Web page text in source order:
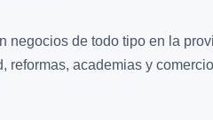
negocios de todo tipo en la
reformas, academias y